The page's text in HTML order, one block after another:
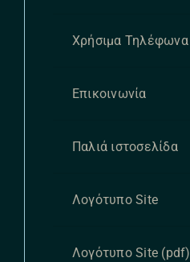
Χρήσιμα Τηλέφωνα
Επικοινωνία
Παλιά ιστοσελίδα
Λογότυπο Site
Λογότυπο Site (pdf)